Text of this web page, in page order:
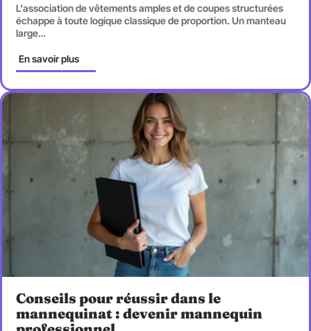
L'association de vêtements amples et de coupes structurées
échappe à toute logique classique de proportion. Un manteau
large…
En savoir plus
Conseils pour réussir dans le
mannequinat : devenir mannequin